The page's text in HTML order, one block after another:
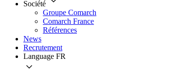
Société
Groupe Comarch
Comarch France
Références
News
Recrutement
Language FR